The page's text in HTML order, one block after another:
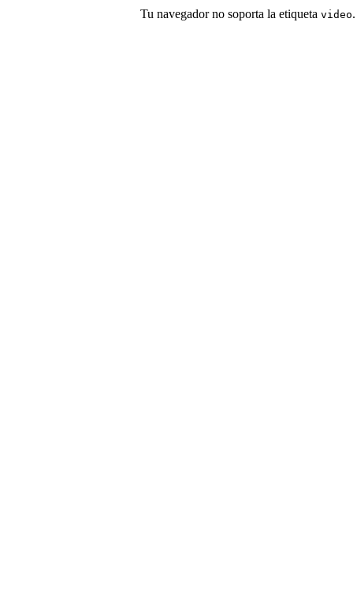
Tu navegador no soporta la etiqueta video.